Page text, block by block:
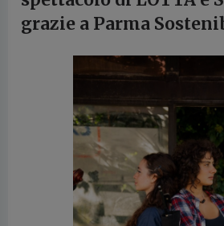
grazie a Parma